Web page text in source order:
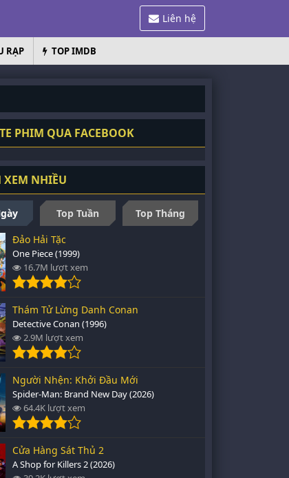
Liên hệ
RẠP TOP IMDB
PHIM QUA FACEBOOK
XEM NHIỀU
Top Tuần
Top Tháng
Đảo Hải Tặc
One Piece (1999)
16.7M lượt xem
Thám Tử Lừng Danh Conan
Detective Conan (1996)
2.9M lượt xem
Người Nhện: Khởi Đầu Mới
Spider-Man: Brand New Day (2026)
64.4K lượt xem
Cửa Hàng Sát Thủ 2
A Shop for Killers 2 (2026)